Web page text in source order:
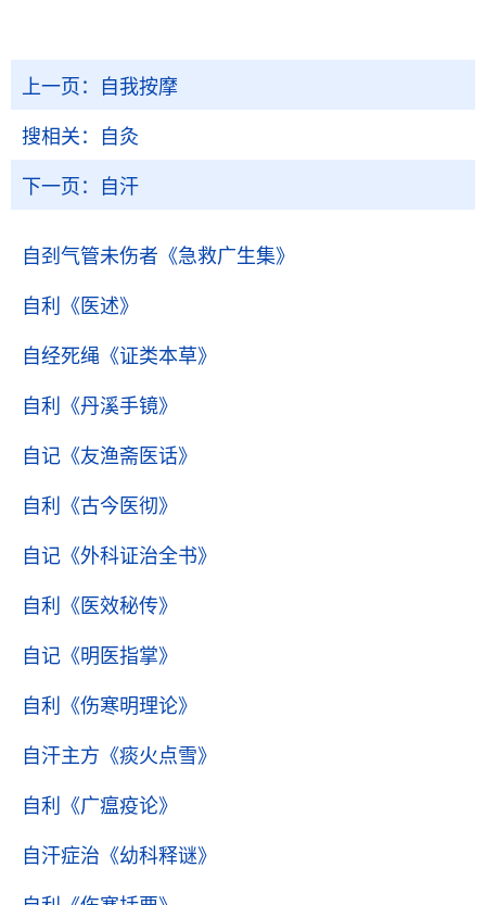
上一页： 自我按摩
搜相关： 自灸
下一页： 自汗
自刭气管未伤者 《急救广生集》
自利 《医述》
自经死绳 《证类本草》
自利 《丹溪手镜》
自记 《友渔斋医话》
自利 《古今医彻》
自记 《外科证治全书》
自利 《医效秘传》
自记 《明医指掌》
自利 《伤寒明理论》
自汗主方 《痰火点雪》
自利 《广瘟疫论》
自汗症治 《幼科释谜》